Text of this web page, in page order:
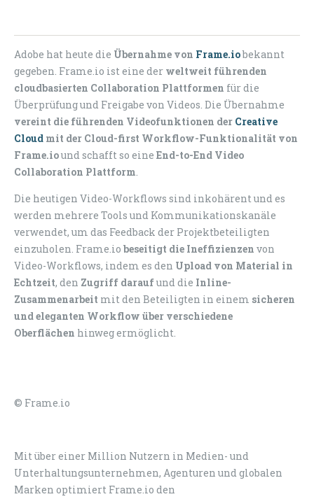
Adobe hat heute die Übernahme von Frame.iobekannt
gegeben. Frame.io ist eine der weltweit führenden
cloudbasierten Collaboration Plattformen für die
Überprüfung und Freigabe von Videos. Die Übernahme
vereint die führenden Videofunktionen der Creative
Cloud mit der Cloud-first Workflow-Funktionalität von
Frame.iound schafft so eine End-to-End Video
Collaboration Plattform.
Die heutigen Video-Workflows sind inkohärent und es
werden mehrere Tools und Kommunikationskanäle
verwendet, um das Feedback der Projektbeteiligten
einzuholen. Frame.io beseitigt die Ineffizienzen von
Video-Workflows, indem es den Upload von Material in
Echtzeit, den Zugriff daraufund die Inline-
Zusammenarbeit mit den Beteiligten in einem sicheren
und eleganten Workflow über verschiedene
Oberflächen hinweg ermöglicht.
© Frame.io
Mit über einer Million Nutzern in Medien- und
Unterhaltungsunternehmen, Agenturen und globalen
Marken optimiert Frame.io den